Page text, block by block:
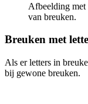
Afbeelding met
van breuken.
Breuken met
Als er letters in
bij gewone breuken.